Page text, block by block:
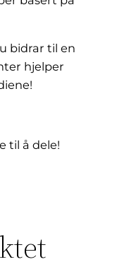
bidrar til en
hjelper
til å dele!